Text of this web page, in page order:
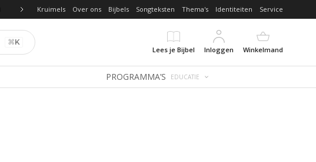
Kruimels Over ons Bijbels Songteksten Thema's Identiteiten Service
⌘K
Lees je Bijbel
Inloggen Winkelmand
PROGRAMMA’S EDUCATIE